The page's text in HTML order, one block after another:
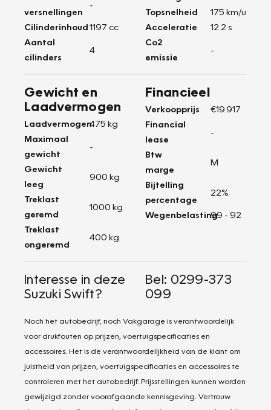
versnellingen
-
Cilinderinhoud1197 cc
Aantal
cilinders
4
Topsnelheid
175 km/u
Acceleratie
12.2 s
Co2
emissie
-
Gewicht en
Laadvermogen
Laadvermogen475 kg
Maximaal
gewicht
-
Gewicht
leeg
900 kg
Treklast
geremd
1000 kg
Treklast
ongeremd
400 kg
Financieel
Verkoopprijs
€19.917
Financial
lease
-
Btw
marge
M
Bijtelling
percentage
22%
Wegenbelasting99 - 92
Interesse in deze
Suzuki Swift?
Bel: 0299-373
099
Noch het autobedrijf, noch Vakgarage is verantwoordelijk
voor drukfouten op prijzen, voertuigspecificaties en
accessoires. Het is de verantwoordelijkheid van de klant om
juistheid van prijzen, voertuigspecificaties en accessoires te
controleren met het autobedrijf. Prijsstellingen kunnen worden
gewijzigd zonder voorafgaande kennisgeving. Vertrouw